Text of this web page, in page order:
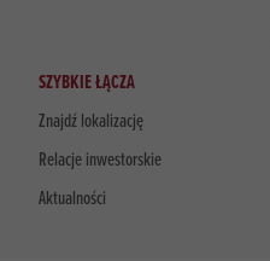
SZYBKIE ŁĄCZA
Znajdź lokalizację
Relacje inwestorskie
Aktualności